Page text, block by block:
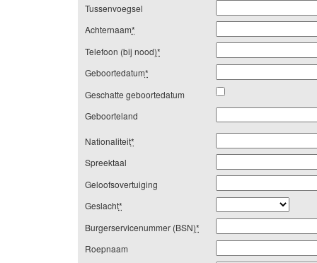
Tussenvoegsel
Achternaam*
Telefoon (bij nood)*
Geboortedatum*
Geschatte geboortedatum
Geboorteland
Nationaliteit*
Spreektaal
Geloofsovertuiging
Geslacht*
Burgerservicenummer (BSN)*
Roepnaam